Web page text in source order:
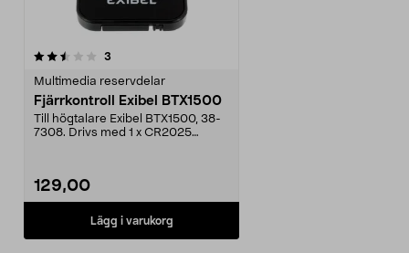
3
Multimedia reservdelar
Fjärrkontroll Exibel BTX1500
Till högtalare Exibel BTX1500, 38-
7308. Drivs med 1 x CR2025
129,00
Lägg i varukorg